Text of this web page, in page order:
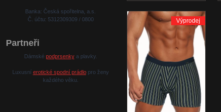
Výprodej
Banka: Česká spořitelna, a.s.
Č. účtu: 5312309309 / 0800
Partneři
Dámské podprsenkya plavky.
Luxusní erotické spodní prádlopro ženy
každého věku.